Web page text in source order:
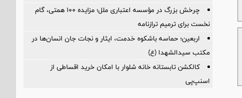
چرخش بزرگ در مؤسسه اعتباری ملل؛ مزایده ۱۰۰ همتی، گام
نخست برای ترمیم ترازنامه
اربعین؛ حماسه باشکوه خدمت، ایثار و نجات جان انسان‌ها در
مکتب سیدالشهدا (ع)
کالکشن تابستانه خانه شلوار با امکان خرید اقساطی از
اسنپ‌پی